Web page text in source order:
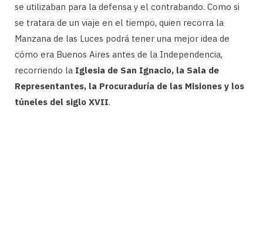
se utilizaban para la defensa y el contrabando. Como si
se tratara de un viaje en el tiempo, quien recorra la
Manzana de las Luces podrá tener una mejor idea de
cómo era Buenos Aires antes de la Independencia,
recorriendo la Iglesia de San Ignacio, la Sala de
Representantes, la Procuraduría de las Misiones y los
túneles del siglo XVII.